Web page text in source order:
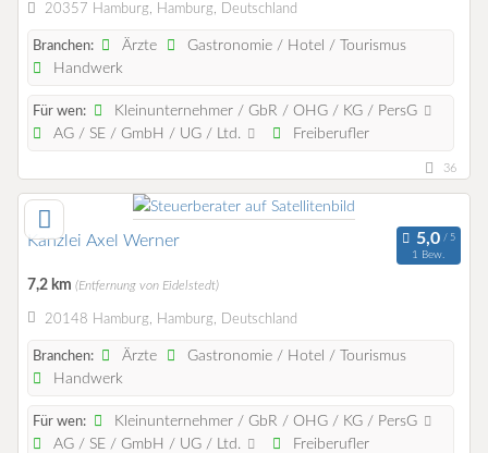
20357 Hamburg, Hamburg, Deutschland
Branchen: Ärzte
Gastronomie / Hotel / Tourismus
Handwerk
Für wen:
Kleinunternehmer / GbR / OHG / KG / PersG
AG / SE / GmbH / UG / Ltd.
Freiberufler
36
Kanzlei Axel Werner
1 Bew.
7,2 km (Entfernung von Eidelstedt)
20148 Hamburg, Hamburg, Deutschland
Branchen: Ärzte
Gastronomie / Hotel / Tourismus
Handwerk
Für wen:
Kleinunternehmer / GbR / OHG / KG / PersG
AG / SE / GmbH / UG / Ltd.
Freiberufler